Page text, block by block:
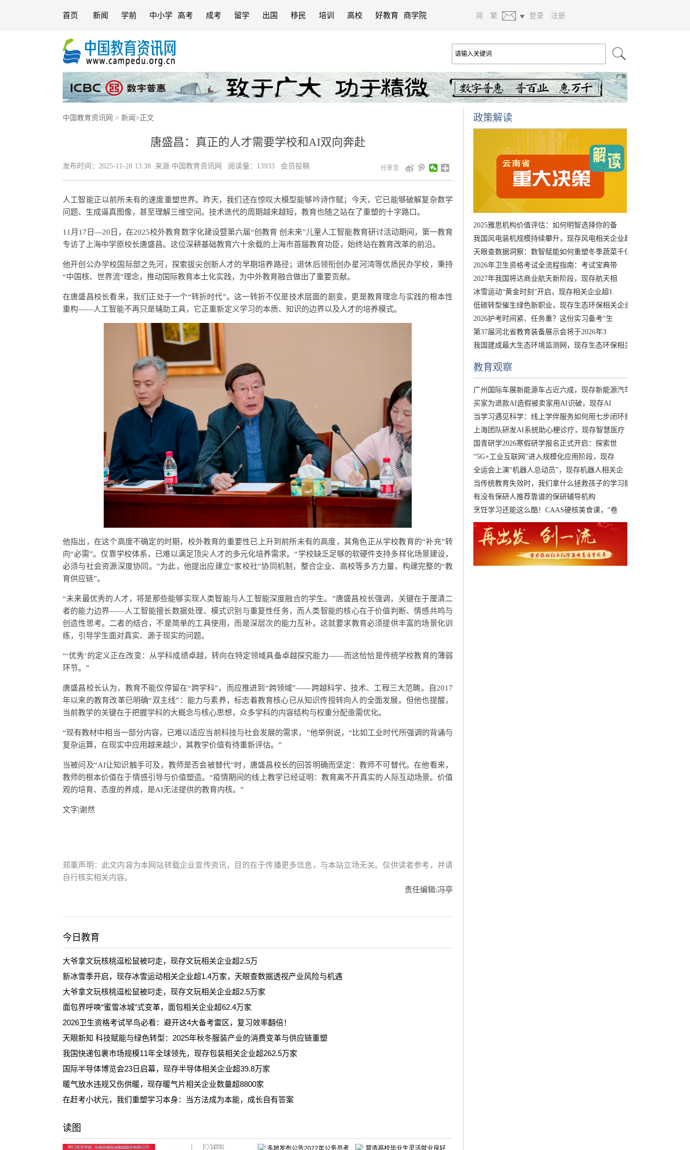
首页 新闻 学前 中小学 高考 成考 留学 出国 移民 培训 高校 好教育 商学院 简 繁 登录 注册
中国教育资讯网 > 新闻 > 正文
唐盛昌：真正的人才需要学校和AI双向奔赴
发布时间： 2025-11-28 13:38 来源:中国教育资讯网 阅读量：13933 会员投稿 分享至:
人工智能正以前所未有的速度重塑世界。昨天，我们还在惊叹大模型能够吟诗作赋；今天，它已能够破解复杂数学
问题、生成逼真图像，甚至理解三维空间。技术迭代的周期越来越短，教育也随之站在了重塑的十字路口。
11月17日—20日，在2025校外教育数字化建设暨第六届“创教育 创未来”儿童人工智能教育研讨活动期间，第一教育
专访了上海中学原校长唐盛昌。这位深耕基础教育六十余载的上海市首届教育功臣，始终站在教育改革的前沿。
他开创公办学校国际部之先河，探索拔尖创新人才的早期培养路径；退休后领衔创办星河湾等优质民办学校，秉持
“中国核、世界流”理念，推动国际教育本土化实践，为中外教育融合做出了重要贡献。
在唐盛昌校长看来，我们正处于一个“转折时代”。这一转折不仅是技术层面的剧变，更是教育理念与实践的根本性
重构——人工智能不再只是辅助工具，它正重新定义学习的本质、知识的边界以及人才的培养模式。
他指出，在这个高度不确定的时期，校外教育的重要性已上升到前所未有的高度，其角色正从学校教育的“补充”转
向“必需”。仅靠学校体系，已难以满足顶尖人才的多元化培养需求。“学校缺乏足够的软硬件支持多样化场景建设，
必须与社会资源深度协同。”为此，他提出应建立“家校社”协同机制，整合企业、高校等多方力量，构建完整的“教
育供应链”。
“未来最优秀的人才，将是那些能够实现人类智能与人工智能深度融合的学生。”唐盛昌校长强调，关键在于厘清二
者的能力边界——人工智能擅长数据处理、模式识别与重复性任务，而人类智能的核心在于价值判断、情感共鸣与
创造性思考。二者的结合，不是简单的工具使用，而是深层次的能力互补。这就要求教育必须提供丰富的场景化训
练，引导学生面对真实、源于现实的问题。
“‘优秀’的定义正在改变：从学科成绩卓越，转向在特定领域具备卓越探究能力——而这恰恰是传统学校教育的薄弱
环节。”
唐盛昌校长认为，教育不能仅停留在“跨学科”，而应推进到“跨领域”——跨越科学、技术、工程三大范畴。自2017
年以来的教育改革已明确“双主线”：能力与素养，标志着教育核心已从知识传授转向人的全面发展。但他也提醒，
当前教学的关键在于把握学科的大概念与核心思想，众多学科的内容结构与权重分配亟需优化。
“现有教材中相当一部分内容，已难以适应当前科技与社会发展的需求，”他举例说，“比如工业时代所强调的背诵与
复杂运算，在现实中应用越来越少，其教学价值有待重新评估。”
当被问及“AI让知识触手可及，教师是否会被替代”时，唐盛昌校长的回答明确而坚定：教师不可替代。在他看来，
教师的根本价值在于情感引导与价值塑造。“疫情期间的线上教学已经证明：教育离不开真实的人际互动场景。价值
观的培育、态度的养成，是AI无法提供的教育内核。”
文字|谢然
郑重声明：此文内容为本网站转载企业宣传资讯，目的在于传播更多信息，与本站立场无关。仅供读者参考，并请
自行核实相关内容。
责任编辑:冯亭
今日教育
大爷拿文玩核桃逗松鼠被叼走，现存文玩相关企业超2.5万
新冰雪季开启，现存冰雪运动相关企业超1.4万家，天眼查数据透视产业风险与机遇
大爷拿文玩核桃逗松鼠被叼走，现存文玩相关企业超2.5万家
面包界呼唤“蜜雪冰城”式变革，面包相关企业超62.4万家
2026卫生资格考试早鸟必看：避开这4大备考雷区，复习效率翻倍！
天眼新知 科技赋能与绿色转型：2025年秋冬服装产业的消费变革与供应链重塑
我国快递包裹市场规模11年全球领先，现存包装相关企业超262.5万家
国际半导体博览会23日启幕，现存半导体相关企业超39.8万家
暖气放水违规又伤供暖，现存暖气片相关企业数量超8800家
在赶考小状元，我们重塑学习本身：当方法成为本能，成长自有答案
读图
政策解读
2025雅思机构价值评估：如何明智选择你的备
我国风电装机规模持续攀升，现存风电相关企业超
天眼查数据洞察：数智赋能如何重塑冬季蔬菜千亿
2026年卫生资格考试全流程指南：考试宝典带
2027年我国将达商业航天新阶段，现存航天相
冰雪运动“黄金时刻”开启，现存相关企业超1.
低碳转型催生绿色新职业，现存生态环保相关企业
2026护考时间紧、任务重？这份实习备考“生
第37届河北省教育装备展示会将于2026年3
我国建成最大生态环境监测网，现存生态环保相关
教育观察
广州国际车展新能源车占近六成，现存新能源汽车
买家为退款AI造假被卖家用AI识破，现存AI
当学习遇见科学：线上学伴服务如何用七步闭环重
上海团队研发AI系统助心梗诊疗，现存智慧医疗
国青研学2026寒假研学报名正式开启：探索世
“5G+工业互联网”进入规模化应用阶段，现存
全运会上演“机器人总动员”，现存机器人相关企
当传统教育失效时，我们拿什么拯救孩子的学习能
有没有保研人推荐靠谱的保研辅导机构
烹饪学习还能这么酷！CAAS硬核美食课，“卷